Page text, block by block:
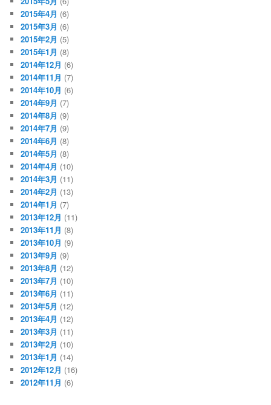
2015年4月 (6)
2015年3月 (6)
2015年2月 (5)
2015年1月 (8)
2014年12月 (6)
2014年11月 (7)
2014年10月 (6)
2014年9月 (7)
2014年8月 (9)
2014年7月 (9)
2014年6月 (8)
2014年5月 (8)
2014年4月 (10)
2014年3月 (11)
2014年2月 (13)
2014年1月 (7)
2013年12月 (11)
2013年11月 (8)
2013年10月 (9)
2013年9月 (9)
2013年8月 (12)
2013年7月 (10)
2013年6月 (11)
2013年5月 (12)
2013年4月 (12)
2013年3月 (11)
2013年2月 (10)
2013年1月 (14)
2012年12月 (16)
2012年11月 (6)